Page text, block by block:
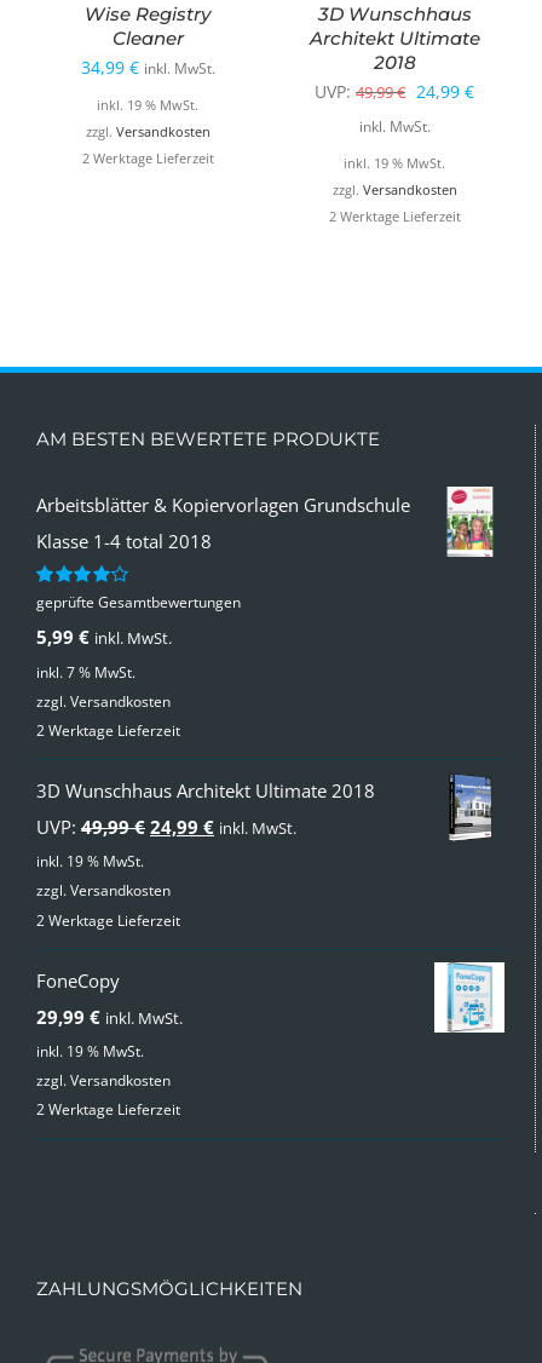
Wise Registry
Cleaner
34,99 € inkl. MwSt.
inkl. 19 % MwSt.
zzgl. Versandkosten
2 Werktage Lieferzeit
3D Wunschhaus
Architekt Ultimate
2018
UVP: 49,99€ Ursprünglicher
Preis
war:
49,99 €
24,99 €
inkl. MwSt.
inkl. 19 % MwSt.
zzgl. Versandkosten
2 Werktage Lieferzeit
AM BESTEN BEWERTETE PRODUKTE
Arbeitsblätter & Kopiervorlagen Grundschule
Klasse 1-4 total 2018
Bewertet
von 5
geprüfte Gesamtbewertungen
5,99 € inkl. MwSt.
inkl. 7 % MwSt.
zzgl.Versandkosten
2 Werktage Lieferzeit
3D Wunschhaus Architekt Ultimate 2018
UVP: 49,99€ Ursprünglicher
war:
24,99 €Aktueller
inkl. MwSt.
inkl. 19 % MwSt.
zzgl.Versandkosten
2 Werktage Lieferzeit
FoneCopy
29,99 € inkl. MwSt.
inkl. 19 % MwSt.
zzgl.Versandkosten
2 Werktage Lieferzeit
ZAHLUNGSMÖGLICHKEITEN